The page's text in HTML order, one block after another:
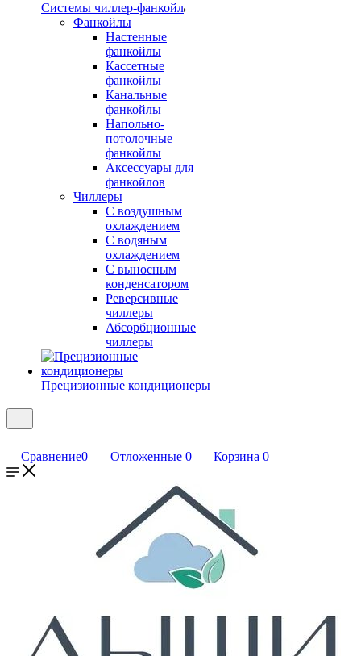
Системы чиллер-фанкойл
Фанкойлы
Настенные
фанкойлы
Кассетные
фанкойлы
Канальные
фанкойлы
Напольно-
потолочные
фанкойлы
Аксессуары для
фанкойлов
Чиллеры
С воздушным
охлаждением
С водяным
охлаждением
С выносным
конденсатором
Реверсивные
чиллеры
Абсорбционные
чиллеры
Прецизионные кондиционеры
Сравнение0 Отложенные 0 Корзина 0